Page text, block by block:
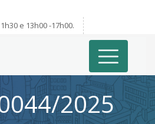
e 13h00 -17h00.
2025